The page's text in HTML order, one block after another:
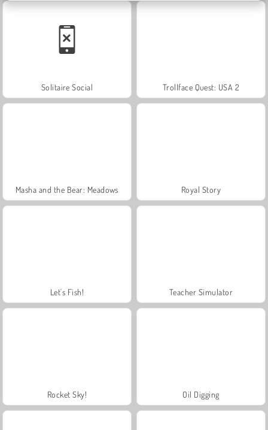
Solitaire Social Trollface Quest: USA 2
Masha and the Bear: Meadows Royal Story
Let's Fish! Teacher Simulator
Rocket Sky! Oil Digging